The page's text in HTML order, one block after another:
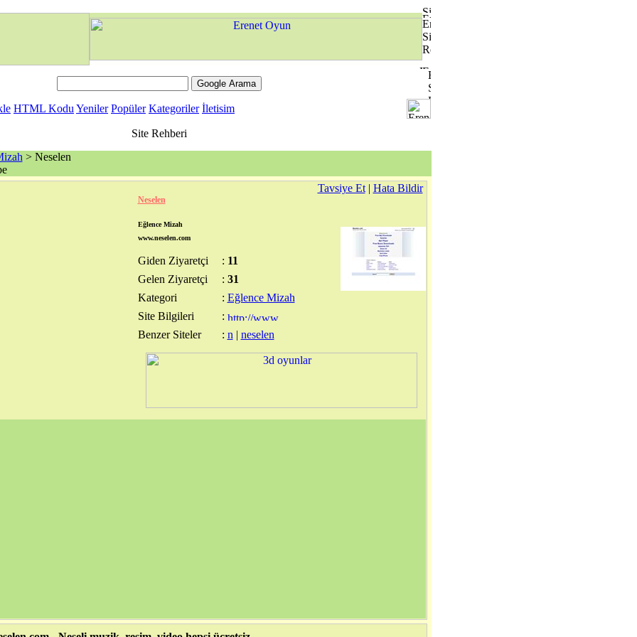
HTML Kodu Yeniler Popüler Kategoriler İletisim
Site Rehberi
> Neselen
Tavsiye Et| Hata Bildir
Neselen
Eğlence Mizah
www.neselen.com
Giden Ziyaretçi : 11
Gelen Ziyaretçi
: 31
Kategori
: Eğlence Mizah
Site Bilgileri
:
Benzer Siteler
: n | neselen